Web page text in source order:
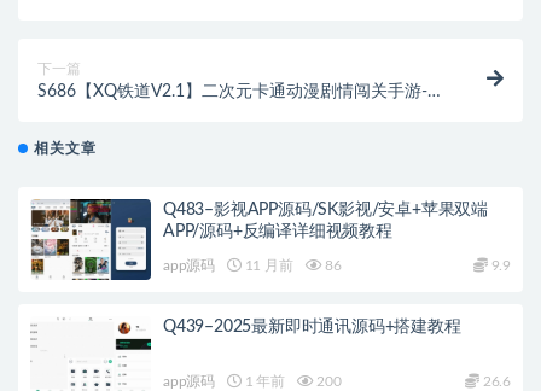
下一篇
S686【XQ铁道V2.1】二次元卡通动漫剧情闯关手游-
相关文章
Q483–影视APP源码/SK影视/安卓+苹果双端
APP/源码+反编译详细视频教程
app源码 11 月前 86 9.9
Q439–2025最新即时通讯源码+搭建教程
app源码 1 年前 200 26.6